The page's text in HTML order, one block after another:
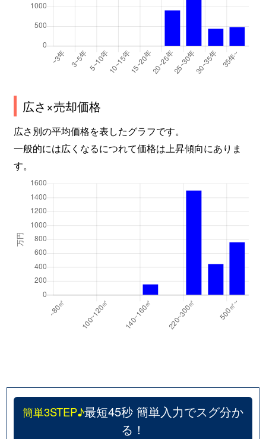
広さ×売却価格
広さ別の平均価格を表したグラフです。
一般的には広くなるにつれて価格は上昇傾向にありま
す。
簡単3STEP♪最短45秒 簡単入力でスグ分か
る！